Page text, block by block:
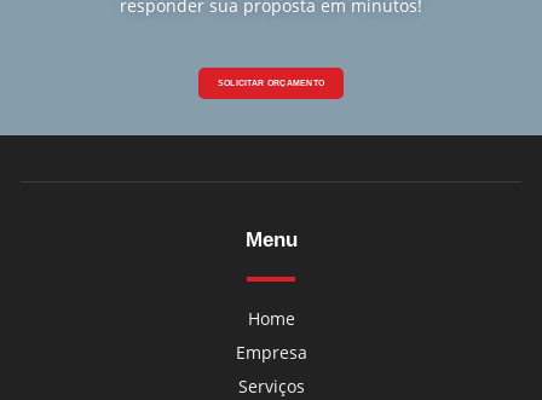
responder sua proposta em minutos!
SOLICITAR ORÇAMENTO
Menu
Home
Empresa
Serviços